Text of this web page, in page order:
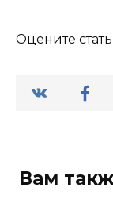
Оцените
Вам